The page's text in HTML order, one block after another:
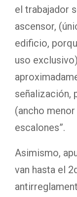
el trabajador
ascensor,
edificio,
uso
señalización,
(ancho
escalones”.
Asimismo,
van hasta el